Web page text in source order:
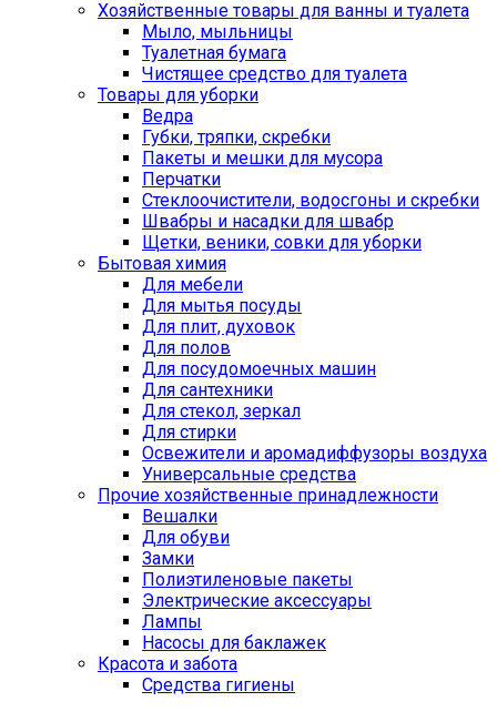
Хозяйственные товары для ванны и туалета
Мыло, мыльницы
Туалетная бумага
Чистящее средство для туалета
Товары для уборки
Ведра
Губки, тряпки, скребки
Пакеты и мешки для мусора
Перчатки
Стеклоочистители, водосгоны и скребки
Швабры и насадки для швабр
Щетки, веники, совки для уборки
Бытовая химия
Для мебели
Для мытья посуды
Для плит, духовок
Для полов
Для посудомоечных машин
Для сантехники
Для стекол, зеркал
Для стирки
Освежители и аромадиффузоры воздуха
Универсальные средства
Прочие хозяйственные принадлежности
Вешалки
Для обуви
Замки
Полиэтиленовые пакеты
Электрические аксессуары
Лампы
Насосы для баклажек
Красота и забота
Средства гигиены